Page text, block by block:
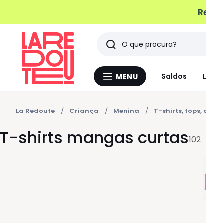
Menu
MENU Saldos
Pesquisar
Últimos
artigos
vistos
La Redoute Criança Menina T-shirts, tops,
T-shirts mangas curtas102